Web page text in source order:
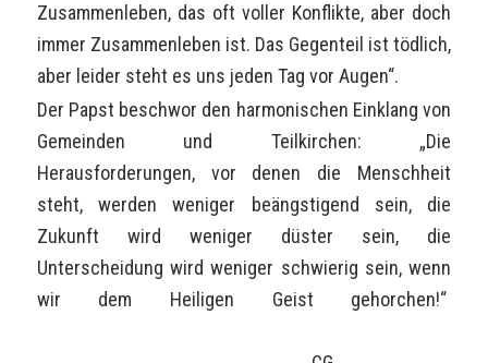
Zusammenleben, das oft voller Konflikte, aber doch
immer Zusammenleben ist. Das Gegenteil ist tödlich,
aber leider steht es uns jeden Tag vor Augen“.
Der Papst beschwor den harmonischen Einklang von
Gemeinden und Teilkirchen: „Die
Herausforderungen, vor denen die Menschheit
steht, werden weniger beängstigend sein, die
Zukunft wird weniger düster sein, die
Unterscheidung wird weniger schwierig sein, wenn
wir dem Heiligen Geist gehorchen!“